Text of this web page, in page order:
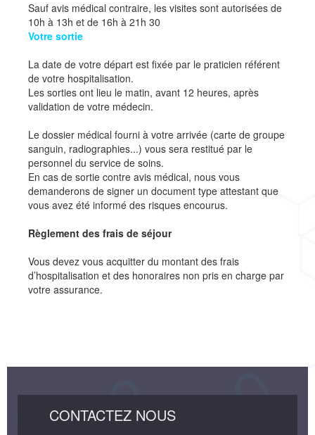
Sauf avis médical contraire, les visites sont autorisées de
10h à 13h et de 16h à 21h 30
Votre sortie
La date de votre départ est fixée par le praticien référent
de votre hospitalisation.
Les sorties ont lieu le matin, avant 12 heures, après
validation de votre médecin.
Le dossier médical fourni à votre arrivée (carte de groupe
sanguin, radiographies...) vous sera restitué par le
personnel du service de soins.
En cas de sortie contre avis médical, nous vous
demanderons de signer un document type attestant que
vous avez été informé des risques encourus.
Règlement des frais de séjour
Vous devez vous acquitter du montant des frais
d’hospitalisation et des honoraires non pris en charge par
votre assurance.
CONTACTEZ NOUS